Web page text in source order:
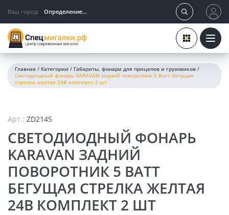
Ваш город: Определение...
Главная / Категории / Габариты, фонари для прицепов и грузовиков /
Светодиодный фонарь KARAVAN задний поворотник 5 Ватт бегущая
стрелка желтая 24В комплект 2 шт
Арт.: ZD2145
СВЕТОДИОДНЫЙ ФОНАРЬ
KARAVAN ЗАДНИЙ
ПОВОРОТНИК 5 ВАТТ
БЕГУЩАЯ СТРЕЛКА ЖЕЛТАЯ
24В КОМПЛЕКТ 2 ШТ